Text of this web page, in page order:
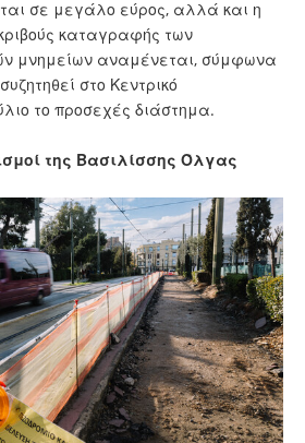
σε μεγάλο εύρος, αλλά και η
καταγραφής των
μνημείων αναμένεται, σύμφωνα
στο Κεντρικό
το προσεχές διάστημα.
της Βασιλίσσης Όλγας